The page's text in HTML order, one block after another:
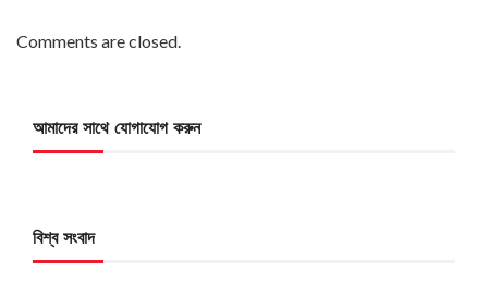
Comments are closed.
আমাদের সাথে যোগাযোগ করুন
বিশ্ব সংবাদ